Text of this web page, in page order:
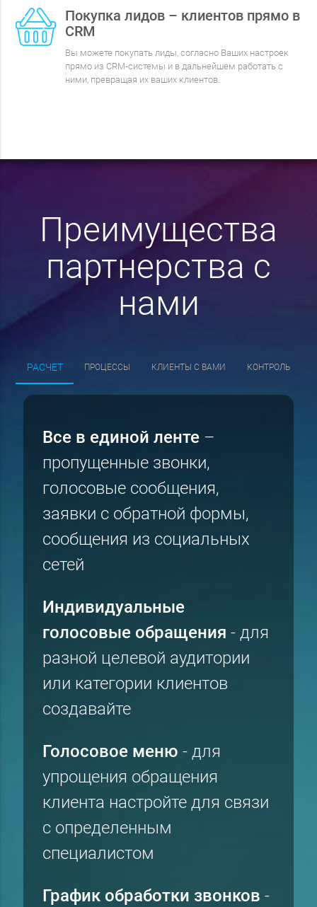
Покупка лидов – клиентов прямо в
CRM
Вы можете покупать лиды, согласно Ваших настроек
прямо из CRM-системы и в дальнейшем работать с
ними, превращая их ваших клиентов.
Преимущества
партнерства с
нами
РАСЧЕТ ПРОЦЕССЫ КЛИЕНТЫ С ВАМИ КОНТРОЛЬ
Все в единой ленте–
пропущенные звонки,
голосовые сообщения,
заявки с обратной формы,
сообщения из социальных
сетей
Индивидуальные
голосовые обращения - для
разной целевой аудитории
или категории клиентов
создавайте
Голосовое меню - для
упрощения обращения
клиента настройте для связи
с определенным
специалистом
График обработки звонков -